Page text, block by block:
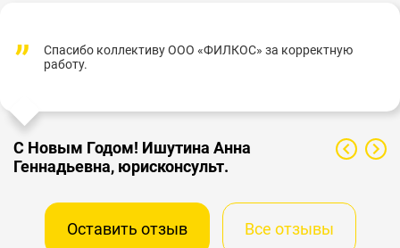
Спасибо коллективу ООО «ФИЛКОС» за корректную
работу.
С Новым Годом! Ишутина Анна
Геннадьевна, юрисконсульт.
Оставить отзыв Все отзывы